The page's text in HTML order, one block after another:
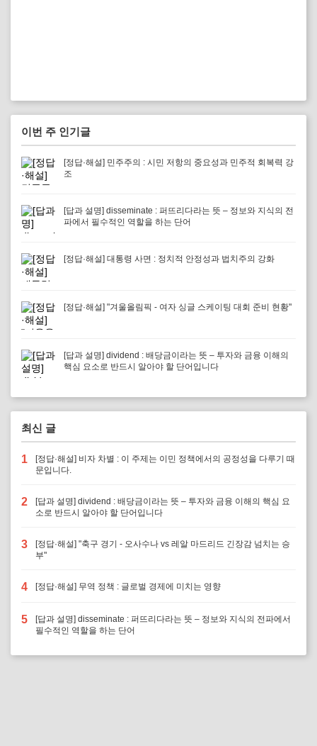
이번 주 인기글
[정답·해설] 민주주의 : 시민 저항의 중요성과 민주적 회복력 강
조
[답과 설명] disseminate : 퍼뜨리다라는 뜻 – 정보와 지식의 전
파에서 필수적인 역할을 하는 단어
[정답·해설] 대통령 사면 : 정치적 안정성과 법치주의 강화
[정답·해설] "겨울올림픽 - 여자 싱글 스케이팅 대회 준비 현황"
[답과 설명] dividend : 배당금이라는 뜻 – 투자와 금융 이해의
핵심 요소로 반드시 알아야 할 단어입니다
최신 글
1
[정답·해설] 비자 차별 : 이 주제는 이민 정책에서의 공정성을 다루기 때
문입니다.
2
[답과 설명] dividend : 배당금이라는 뜻 – 투자와 금융 이해의 핵심 요
소로 반드시 알아야 할 단어입니다
3
[정답·해설] "축구 경기 - 오사수나 vs 레알 마드리드 긴장감 넘치는 승
부"
4 [정답·해설] 무역 정책 : 글로벌 경제에 미치는 영향
5
[답과 설명] disseminate : 퍼뜨리다라는 뜻 – 정보와 지식의 전파에서
필수적인 역할을 하는 단어